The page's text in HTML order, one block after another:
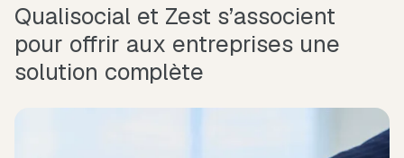
Qualisocial et Zest s’associent
pour offrir aux entreprises une
solution complète